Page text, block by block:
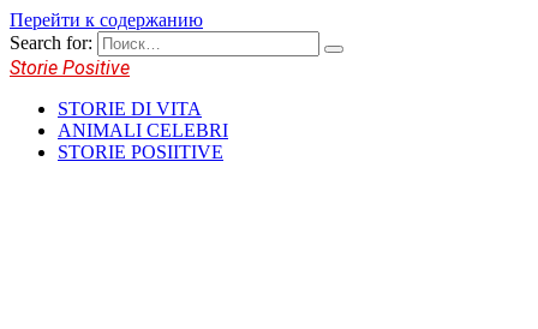
Перейти к содержанию
Search for:
Storie Positive
STORIE DI VITA
ANIMALI CELEBRI
STORIE POSIITIVE